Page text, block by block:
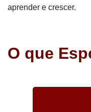
aprender e crescer.
O que